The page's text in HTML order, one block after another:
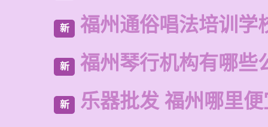
新 福州通俗唱法培训学
新 福州琴行机构有哪些
新 乐器批发 福州哪里